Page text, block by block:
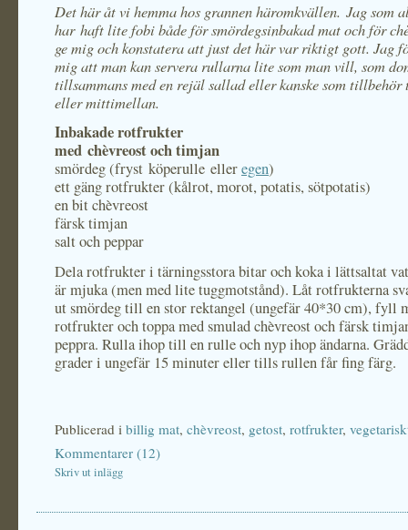
Det här åt vi hemma hos grannen häromkvällen. Jag som
har haft lite fobi både för smördegsinbakad mat och för
ge mig och konstatera att just det här var riktigt gott. Jag
mig att man kan servera rullarna lite som man vill, som
tillsammans med en rejäl sallad eller kanske som
eller mittimellan.
Inbakade rotfrukter
med chèvreost och timjan
smördeg (fryst köperulle elleregen)
ett gäng rotfrukter (kålrot, morot, potatis, sötpotatis)
en bit chèvreost
färsk timjan
salt och peppar
Dela rotfrukter i tärningsstora bitar och koka i lättsaltat
är mjuka (men med lite tuggmotstånd). Låt rotfrukterna
ut smördeg till en stor rektangel (ungefär 40*30 cm), fyll
rotfrukter och toppa med smulad chèvreost och färsk
peppra. Rulla ihop till en rulle och nyp ihop ändarna.
grader i ungefär 15 minuter eller tills rullen får fing färg.
Publicerad i billig mat, chèvreost, getost, rotfrukter,
Kommentarer (12)
Skriv ut inlägg